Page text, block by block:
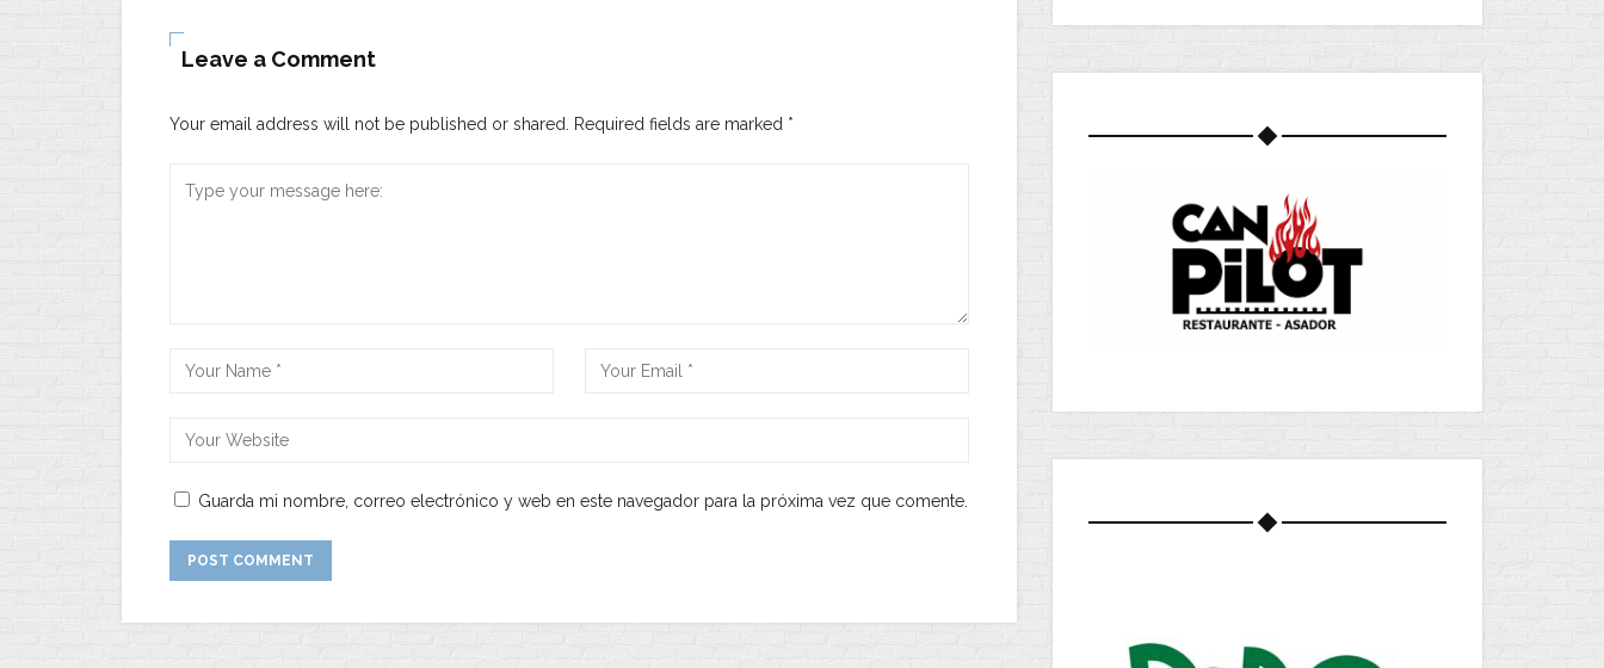
Leave a Comment
Your email address will not be published or shared. Required fields are marked *
Guarda mi nombre, correo electrónico y web en este navegador para la próxima vez que comente.